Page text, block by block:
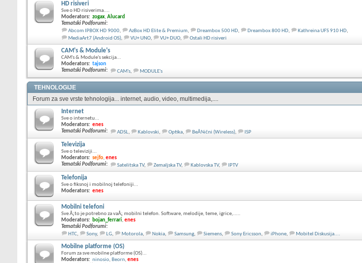
HD risiveri
Sve o HD risiverima....
Moderators: zogax, Alucard
Tematski Podforumi:
Abcom IPBOX HD 9000, AzBox HD Elite & Premium, Dreambox 500 HD, Dreambox 800 HD, Kathreina UFS 910 HD,
MediaArt7 (Android OS), VU+ UNO, VU+ DUO, Ostali HD risiveri
CAM's & Module's
CAM's & Module's sekcija...
Moderators: tajson
Tematski Podforumi: CAM's, MODULE's
TEHNOLOGIJE
Forum za sve vrste tehnologija... internet, audio, video, multimedija,....
Internet
Sve o internetu...
Moderators: enes
Tematski Podforumi: ADSL, Kablovski, Optika, BeÅ¾ični (Wireless), ISP
Televizija
Sve o televiziji...
Moderators: sejfo, enes
Tematski Podforumi: Satelitska TV, Zemaljska TV, Kablovska TV, IPTV
Telefonija
Sve o fiksnoj i mobilnoj telefoniji...
Moderators: enes
Mobilni telefoni
Sve Å¡to je potrebno za vaÅ¡ mobilni telefon. Software, melodije, teme, igrice,.....
Moderators: bojan_ferrari, enes
Tematski Podforumi:
HTC, Sony, LG, Motorola, Nokia, Samsung, Siemens, Sony Ericsson, iPhone, Mobitel Diskusija....
Mobilne platforme (OS)
Forum za sve mobilne platforme (OS)...
Moderators: ninosio, Beorn, enes